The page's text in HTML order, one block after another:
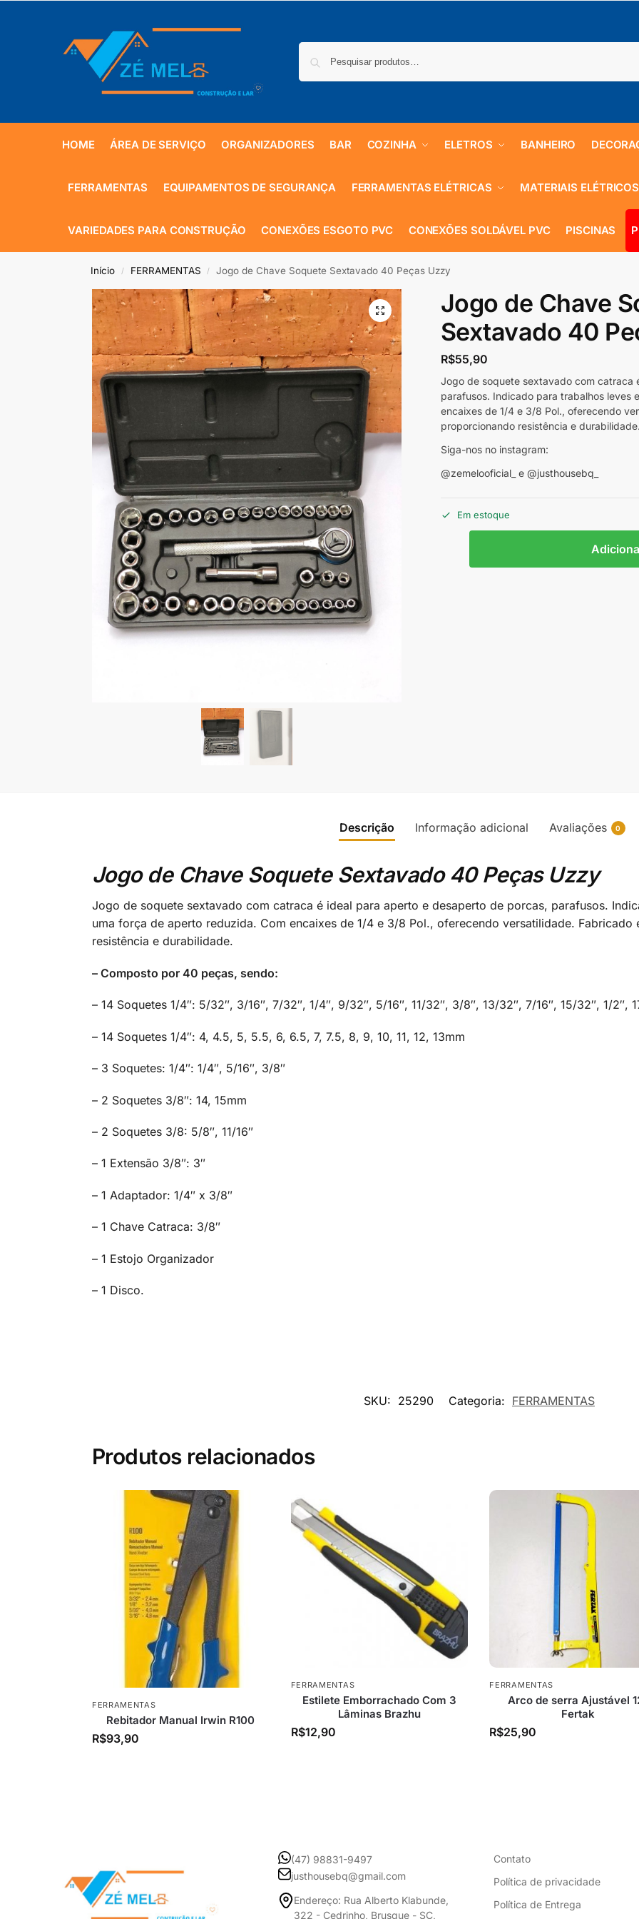
HOME ÁREA DE SERVIÇO ORGANIZADORES BAR COZINHA ELETROS BANHEIRO
FERRAMENTAS EQUIPAMENTOS DE SEGURANÇA FERRAMENTAS ELÉTRICAS MATERIAIS ELÉTRICOS
VARIEDADES PARA CONSTRUÇÃO CONEXÕES ESGOTO PVC CONEXÕES SOLDÁVEL PVC PISCINAS
Início / FERRAMENTAS / Jogo de Chave Soquete Sextavado 40 Peças Uzzy
Jogo de Chave
Sextavado 40
R$55,90
Jogo de soquete sextavado com catraca
parafusos. Indicado para trabalhos leves
encaixes de 1/4 e 3/8 Pol., oferecendo
proporcionando resistência e durabilidade.
Siga-nos no instagram:
@zemelooficial_ e @justhousebq_
Em estoque
Descrição Informação adicional Avaliações 0
Jogo de Chave Soquete Sextavado 40 Peças Uzzy
Jogo de soquete sextavado com catraca é ideal para aperto e desaperto de porcas, parafusos.
uma força de aperto reduzida. Com encaixes de 1/4 e 3/8 Pol., oferecendo versatilidade.
resistência e durabilidade.
– Composto por 40 peças, sendo:
– 14 Soquetes 1/4″: 5/32″, 3/16″, 7/32″, 1/4″, 9/32″, 5/16″, 11/32″, 3/8″, 13/32″, 7/16″, 15/32″, 1/2″,
– 14 Soquetes 1/4″: 4, 4.5, 5, 5.5, 6, 6.5, 7, 7.5, 8, 9, 10, 11, 12, 13mm
– 3 Soquetes: 1/4″: 1/4″, 5/16″, 3/8″
– 2 Soquetes 3/8″: 14, 15mm
– 2 Soquetes 3/8: 5/8″, 11/16″
– 1 Extensão 3/8″: 3″
– 1 Adaptador: 1/4″ x 3/8″
– 1 Chave Catraca: 3/8″
– 1 Estojo Organizador
– 1 Disco.
SKU: 25290 Categoria: FERRAMENTAS
Produtos relacionados
FERRAMENTAS
Rebitador Manual Irwin R100
R$93,90
FERRAMENTAS
Estilete Emborrachado Com 3
Lâminas Brazhu
R$12,90
FERRAMENTAS
Arco de serra Ajustável
Fertak
R$25,90
(47) 98831-9497
justhousebq@gmail.com
Endereço: Rua Alberto Klabunde,
322 - Cedrinho, Brusque - SC,
Contato
Política de privacidade
Política de Entrega